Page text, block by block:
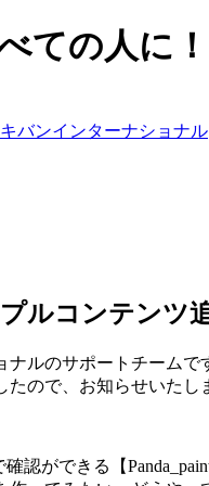
ての人に
バンインターナショナル
ルコンテンツ
ルのサポートチーム
たので、お知らせいたし
認ができる【